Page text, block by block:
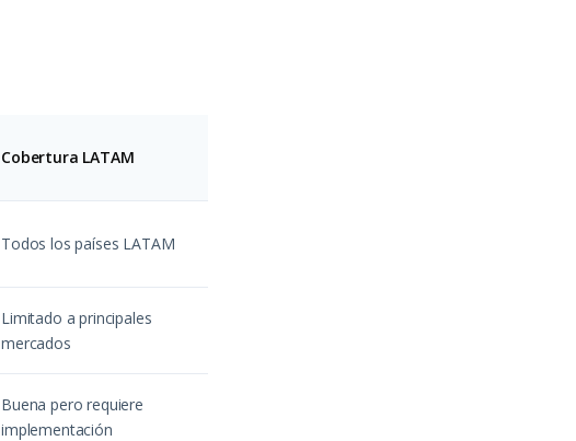
Cobertura LATAM
Todos los países LATAM
Limitado a principales
mercados
Buena pero requiere
implementación